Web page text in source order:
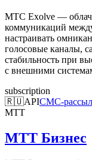
МТС Exolve —
коммуникаций
настраивать
голосовые каналы,
стабильность при
с внешними
subscription
🇷🇺APIСМС-
МТТ
МТТ Бизнес